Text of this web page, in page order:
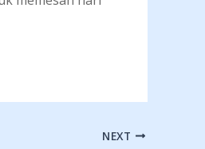
NEXT